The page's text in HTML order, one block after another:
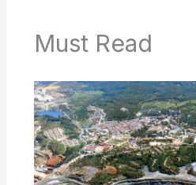
Must Read